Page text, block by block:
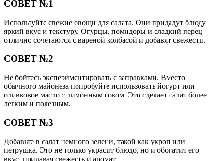
СОВЕТ №1
Используйте свежие овощи для салата. Они придадут блюду
яркий вкус и текстуру. Огурцы, помидоры и сладкий перец
отлично сочетаются с вареной колбасой и добавят свежести.
СОВЕТ №2
Не бойтесь экспериментировать с заправками. Вместо
обычного майонеза попробуйте использовать йогурт или
оливковое масло с лимонным соком. Это сделает салат более
легким и полезным.
СОВЕТ №3
Добавьте в салат немного зелени, такой как укроп или
петрушка. Это не только украсит блюдо, но и обогатит его
вкус, придавая свежесть и аромат.